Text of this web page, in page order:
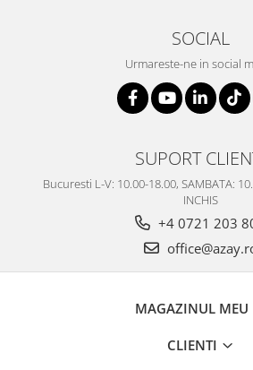
SOCIAL
Urmareste-ne in social
SUPORT
Bucuresti L-V: 10.00-18.00, SAMBATA:
INCHIS
+4 0721 203
MAGAZINUL MEU
CLIENTI